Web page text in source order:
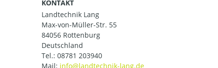
KONTAKT
Landtechnik Lang
Max-von-Müller-Str. 55
84056 Rottenburg
Deutschland
Tel.: 08781 203940
Mail: